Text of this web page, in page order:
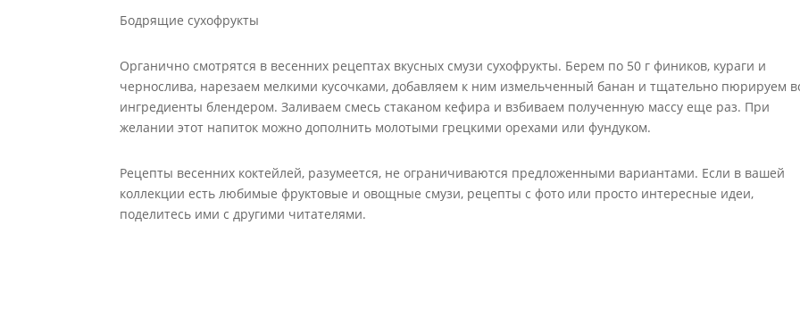
Бодрящие сухофрукты
Органично смотрятся в весенних рецептах вкусных смузи сухофрукты. Берем по 50 г фиников, кураги и
чернослива, нарезаем мелкими кусочками, добавляем к ним измельченный банан и тщательно пюрируем
ингредиенты блендером. Заливаем смесь стаканом кефира и взбиваем полученную массу еще раз. При
желании этот напиток можно дополнить молотыми грецкими орехами или фундуком.
Рецепты весенних коктейлей, разумеется, не ограничиваются предложенными вариантами. Если в вашей
коллекции есть любимые фруктовые и овощные смузи, рецепты с фото или просто интересные идеи,
поделитесь ими с другими читателями.